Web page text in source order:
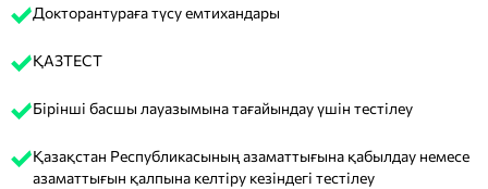
Докторантураға түсу емтихандары
ҚАЗТЕСТ
Бірінші басшы лауазымына тағайындау үшін тестілеу
Қазақстан Республикасының азаматтығына қабылдау немесе
азаматтығын қалпына келтіру кезіндегі тестілеу